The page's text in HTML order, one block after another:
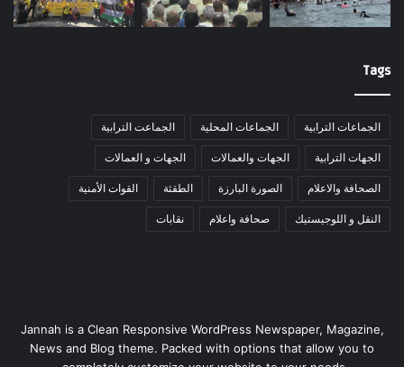
Tags
الجماعات الترابية الجماعات المحلية الجماعت الترابية
الجهات الترابية الجهات والعمالات الجهات و العمالات
الصحافة والاعلام الصورة البارزة الطقثة القوات الأمنية
النقل و اللوجيستيك صحافة واعلام نقابات
Jannah is a Clean Responsive WordPress Newspaper, Magazine,
News and Blog theme. Packed with options that allow you to